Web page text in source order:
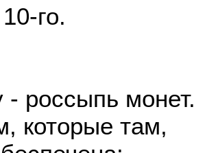
го.
- россыпь монет.
которые там,